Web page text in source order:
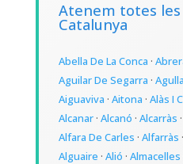
Atenem totes
Catalunya
Abella De La Conca ·
Aguilar De Segarra ·
Aiguaviva · Aitona · Alàs I
Alcanar· Alcanó · Alcarràs ·
Alfara De Carles · Alfarràs ·
Alguaire · Alió · Almacelles